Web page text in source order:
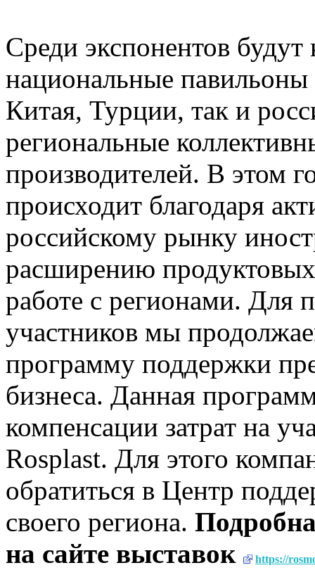
Среди экспонентов
национальные
Китая, Турции, так и
региональные
производителей. В этом
происходит благодаря
российскому рынку
расширению
работе с регионами. Для
участников мы
программу поддержки
бизнеса. Данная
компенсации затрат на
Rosplast. Для этого
обратиться в Центр
своего региона.
на сайте выставок
https://